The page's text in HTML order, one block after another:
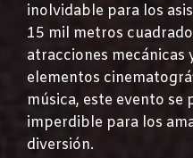
inolvidable para los
15 mil metros
atracciones mecánicas
elementos
música, este evento se
imperdible para los
diversión.